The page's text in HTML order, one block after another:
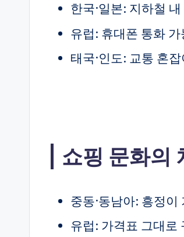
한국·일본: 지하철
유럽: 휴대폰 통화
태국·인도: 교통 혼
쇼핑 문화의
중동·동남아: 흥정이
유럽: 가격표 그대로